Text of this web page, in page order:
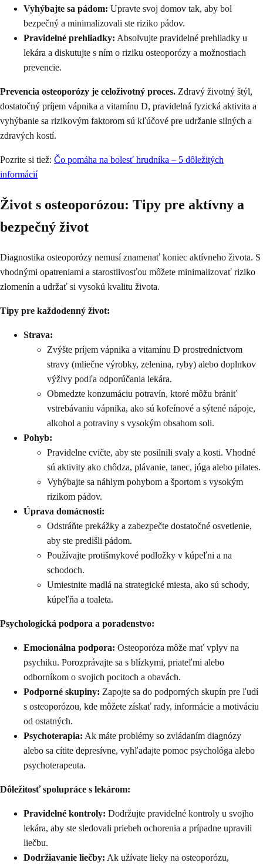
Vyhýbajte sa pádom: Upravte svoj domov tak, aby bol
bezpečný a minimalizovali ste riziko pádov.
Pravidelné prehliadky: Absolvujte pravidelné prehliadky u
lekára a diskutujte s ním o riziku osteoporózy a možnostiach
prevencie.
Prevencia osteoporózy je celoživotný proces. Zdravý životný štýl,
dostatočný príjem vápnika a vitamínu D, pravidelná fyzická aktivita a
vyhýbanie sa rizikovým faktorom sú kľúčové pre udržanie silných a
zdravých kostí.
Pozrite si tiež: Čo pomáha na bolesť hrudníka – 5 dôležitých
informácií
Život s osteoporózou: Tipy pre aktívny a
bezpečný život
Diagnostika osteoporózy nemusí znamenať koniec aktívneho života. S
vhodnými opatreniami a starostlivosťou môžete minimalizovať riziko
zlomenín a udržať si vysokú kvalitu života.
Tipy pre každodenný život:
Strava:
Zvýšte príjem vápnika a vitamínu D prostredníctvom
stravy (mliečne výrobky, zelenina, ryby) alebo doplnkov
výživy podľa odporúčania lekára.
Obmedzte konzumáciu potravín, ktoré môžu brániť
vstrebávaniu vápnika, ako sú kofeínové a sýtené nápoje,
alkohol a potraviny s vysokým obsahom soli.
Pohyb:
Pravidelne cvičte, aby ste posilnili svaly a kosti. Vhodné
sú aktivity ako chôdza, plávanie, tanec, jóga alebo pilates.
Vyhýbajte sa náhlym pohybom a športom s vysokým
rizikom pádov.
Úprava domácnosti:
Odstráňte prekážky a zabezpečte dostatočné osvetlenie,
aby ste predišli pádom.
Používajte protišmykové podložky v kúpeľni a na
schodoch.
Umiestnite madlá na strategické miesta, ako sú schody,
kúpeľňa a toaleta.
Psychologická podpora a poradenstvo:
Emocionálna podpora: Osteoporóza môže mať vplyv na
psychiku. Porozprávajte sa s blízkymi, priateľmi alebo
odborníkom o svojich pocitoch a obavách.
Podporné skupiny: Zapojte sa do podporných skupín pre ľudí
s osteoporózou, kde môžete získať rady, informácie a motiváciu
od ostatných.
Psychoterapia: Ak máte problémy so zvládaním diagnózy
alebo sa cítite depresívne, vyhľadajte pomoc psychológa alebo
psychoterapeuta.
Dôležitosť spolupráce s lekárom:
Pravidelné kontroly: Dodržujte pravidelné kontroly u svojho
lekára, aby ste sledovali priebeh ochorenia a prípadne upravili
liečbu.
Dodržiavanie liečby: Ak užívate lieky na osteoporózu,